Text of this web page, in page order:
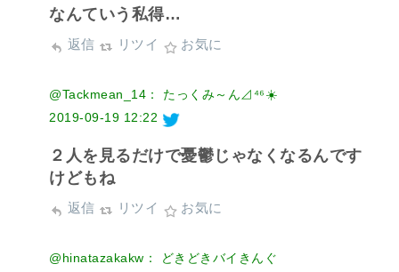
なんていう私得…
返信 リツイ お気に
@Tackmean_14： たっくみ～ん⊿⁴⁶☀️
2019-09-19 12:22
２人を見るだけで憂鬱じゃなくなるんです
けどもね
返信 リツイ お気に
@hinatazakakw： どきどきバイきんぐ